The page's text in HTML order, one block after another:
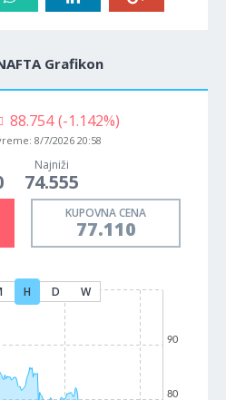
Grafikon
88.754 (-1.142%)
8/7/2026 20:58
Najniži
74.555
KUPOVNA CENA
77.110
H D W
80
90